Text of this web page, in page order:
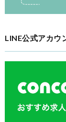
LINE公式アカウ